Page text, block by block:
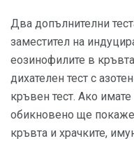
Два допълнителни
заместител на
еозинофилите в
дихателен тест с
кръвен тест. Ако
обикновено ще
кръвта и храчките,